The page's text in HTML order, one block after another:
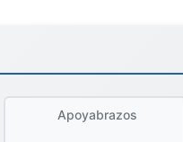
Apoyabrazos